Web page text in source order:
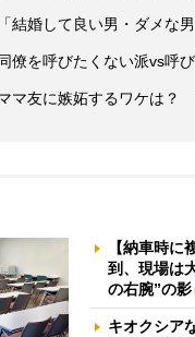
婚して良い男・ダメな
僚を呼びたくない派vs呼
マ友に嫉妬するワケは？
【納車時
到、現場は
の右腕”の影
キオクシア